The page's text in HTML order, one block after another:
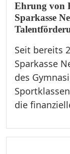
Ehrung von
Sparkasse
Seit bereits
Sparkasse
des
die